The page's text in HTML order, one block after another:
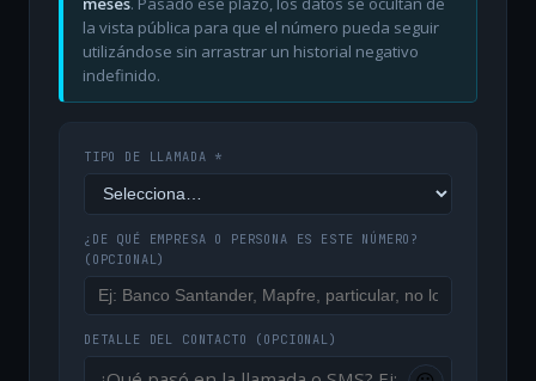
la vista pública para que el número pueda seguir
utilizándose sin arrastrar un historial negativo
indefinido.
TIPO DE LLAMADA *
¿DE QUÉ EMPRESA O PERSONA ES ESTE NÚMERO?
(OPCIONAL)
DETALLE DEL CONTACTO (OPCIONAL)